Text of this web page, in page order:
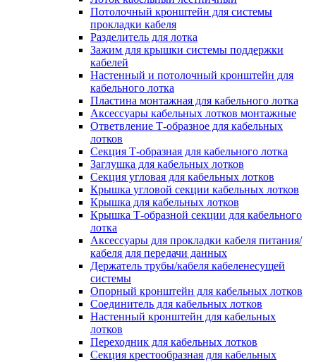
Потолочный кронштейн для системы
прокладки кабеля
Разделитель для лотка
Зажим для крышки системы поддержки
кабелей
Настенный и потолочный кронштейн для
кабельного лотка
Пластина монтажная для кабельного лотка
Аксессуары кабельных лотков монтажные
Ответвление Т-образное для кабельных
лотков
Секция Т-образная для кабельного лотка
Заглушка для кабельных лотков
Секция угловая для кабельных лотков
Крышка угловой секции кабельных лотков
Крышка для кабельных лотков
Крышка Т-образной секции для кабельного
лотка
Аксессуары для прокладки кабеля питания/
кабеля для передачи данных
Держатель трубы/кабеля кабеленесущей
системы
Опорный кронштейн для кабельных лотков
Соединитель для кабельных лотков
Настенный кронштейн для кабельных
лотков
Переходник для кабельных лотков
Секция крестообразная для кабельных